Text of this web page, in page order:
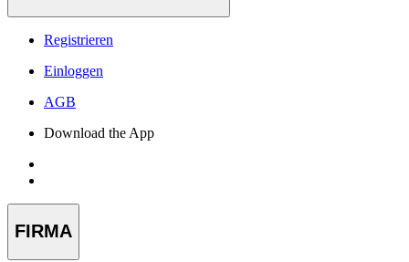
Registrieren
Einloggen
AGB
Download the App
FIRMA